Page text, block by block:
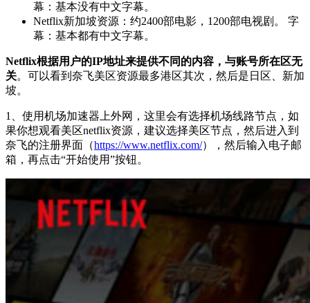
幕：基本没有中文字幕。
Netflix新加坡资源：约2400部电影，1200部电视剧。 字
幕：基本都有中文字幕。
Netflix根据用户的IP地址来提供不同的内容，与账号所在区无
关。可以看到奈飞美区资源最多港区其次，然后是日区、新加
坡。
1、使用机场加速器上外网，这里会有选择机场线路节点，如
果你想观看美区netflix资源，建议选择美区节点，然后进入到
奈飞的注册界面（https://www.netflix.com/），然后输入电子邮
箱，再点击“开始使用”按钮。